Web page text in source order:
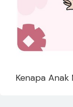
Kenapa